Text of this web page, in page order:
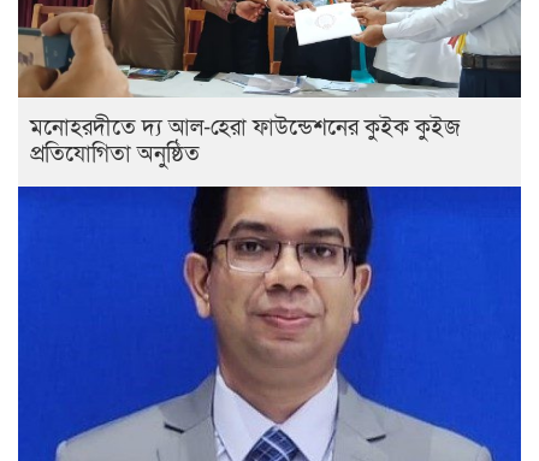
মনোহরদীতে দ্য আল-হেরা ফাউন্ডেশনের কুইক কুইজ
প্রতিযোগিতা অনুষ্ঠিত